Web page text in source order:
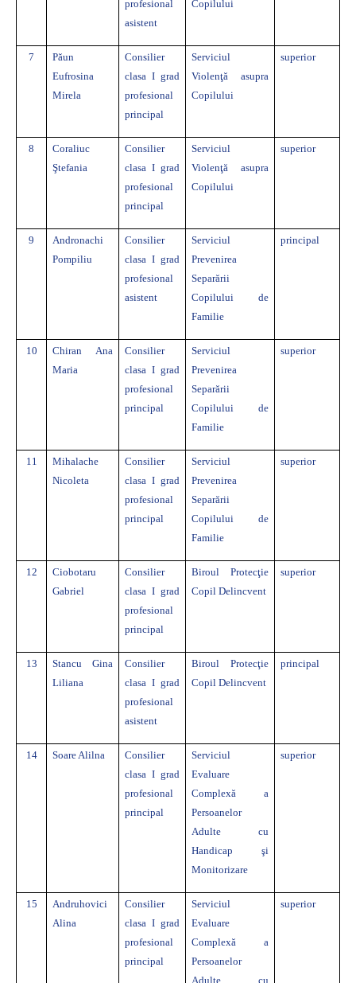
profesional
asistent
Copilului
7
Păun
Eufrosina
Mirela
Consilier
clasa I grad
profesional
principal
Serviciul
Violenţă asupra
Copilului
superior
8
Coraliuc
Ştefania
Consilier
clasa I grad
profesional
principal
Serviciul
Violenţă asupra
Copilului
superior
9
Andronachi
Pompiliu
Consilier
clasa I grad
profesional
asistent
Serviciul
Prevenirea
Separării
Copilului de
Familie
principal
10
Chiran Ana
Maria
Consilier
clasa I grad
profesional
principal
Serviciul
Prevenirea
Separării
Copilului de
Familie
superior
11
Mihalache
Nicoleta
Consilier
clasa I grad
profesional
principal
Serviciul
Prevenirea
Separării
Copilului de
Familie
superior
12
Ciobotaru
Gabriel
Consilier
clasa I grad
profesional
principal
Biroul Protecţie
Copil Delincvent
superior
13
Stancu Gina
Liliana
Consilier
clasa I grad
profesional
asistent
Biroul Protecţie
Copil Delincvent
principal
14 Soare Alilna
Consilier
clasa I grad
profesional
principal
Serviciul
Evaluare
Complexă a
Persoanelor
Adulte cu
Handicap şi
Monitorizare
superior
15
Andruhovici
Alina
Consilier
clasa I grad
profesional
principal
Serviciul
Evaluare
Complexă a
Persoanelor
Adulte cu
superior